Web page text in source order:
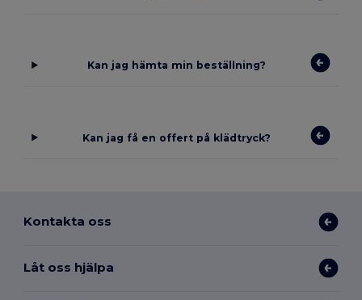
Kan jag hämta min beställning?
Kan jag få en offert på klädtryck?
Kontakta oss
Låt oss hjälpa